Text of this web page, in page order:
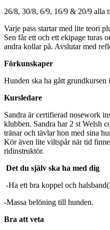
26/8, 30/8, 6/9, 16/9 & 20/9 alla
Varje pass startar med lite teori
Sen får ett och ett ekipage turas
andra kollar på. Avslutar med
Förkunskaper
Hunden ska ha gått
Kursledare
Sandra är certifierad nosework
klubben. Sandra har 2 st Welsh
tränar och tävlar hon med sina
Kör även lite viltspår när tid
ridinstruktör.
Det du själv ska ha med dig
-Ha ett bra koppel och
-Massa belöning till hunden.
Bra att veta